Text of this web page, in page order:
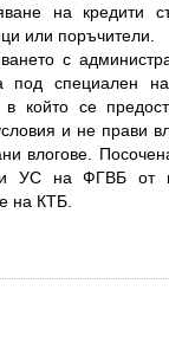
на кредити
или поръчители.
с
под специален
в който се
и не прави
влогове.
УС на ФГВБ от
на КТБ.